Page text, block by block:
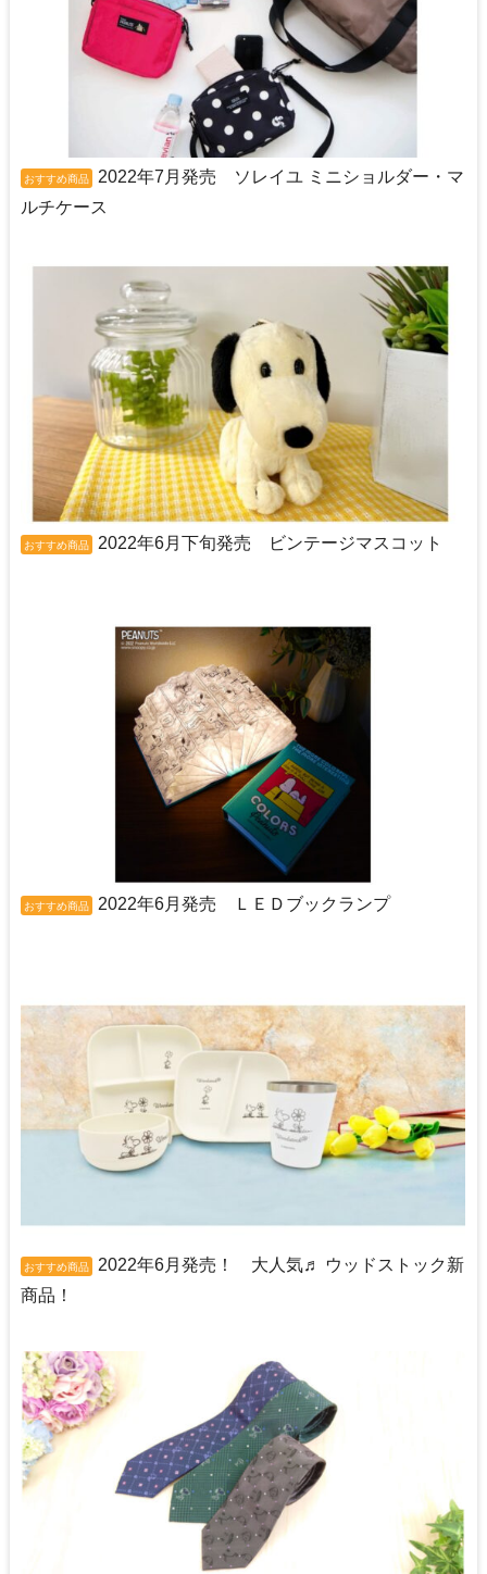
おすすめ商品
2022年7月発売 ソレイユ ミニショルダー・マ
ルチケース
おすすめ商品 2022年6月下旬発売 ビンテージマスコット
おすすめ商品 2022年6月発売 ＬＥＤブックランプ
おすすめ商品
2022年6月発売！ 大人気♬ ウッドストック新
商品！